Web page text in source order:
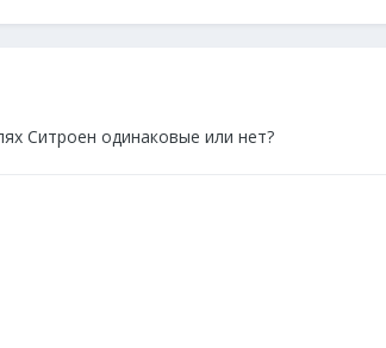
Ситроен одинаковые или нет?